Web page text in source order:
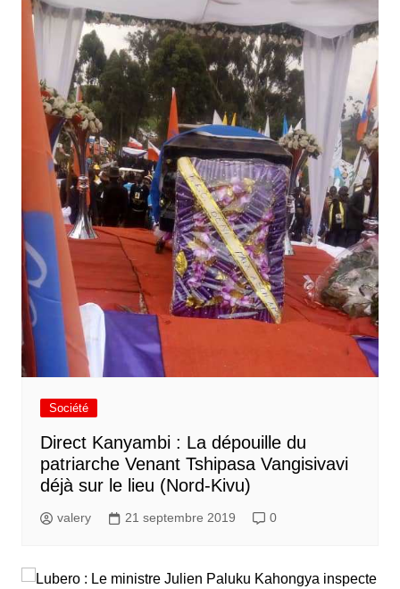
Société
Direct Kanyambi : La dépouille du
patriarche Venant Tshipasa Vangisivavi
déjà sur le lieu (Nord-Kivu)
valery 21 septembre 2019 0